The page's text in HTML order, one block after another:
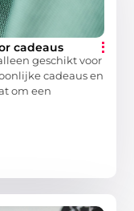
cadeaus
geschikt voor
cadeaus en
om een